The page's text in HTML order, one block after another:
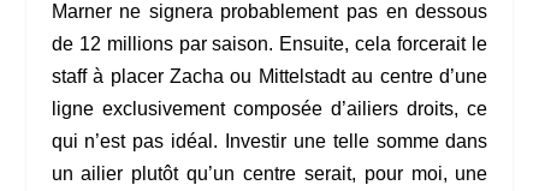
Marner ne signera probablement pas en dessous
de 12 millions par saison. Ensuite, cela forcerait le
staff à placer Zacha ou Mittelstadt au centre d’une
ligne exclusivement composée d’ailiers droits, ce
qui n’est pas idéal. Investir une telle somme dans
un ailier plutôt qu’un centre serait, pour moi, une